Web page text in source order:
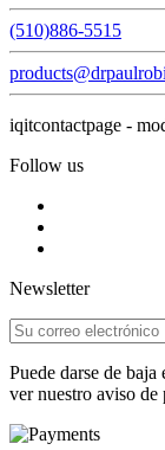
(510)886-5515
iqitcontactpage -
Follow us
Newsletter
Puede darse de
ver nuestro aviso